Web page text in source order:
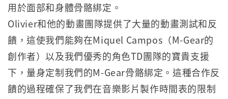
用於面部和身體骨骼綁定。
Olivier和他的動畫團隊提供了大量的動畫測試和反
饋，這使我們能夠在Miquel Campos（M-Gear的
創作者）以及我們優秀的角色TD團隊的寶貴支援
下，量身定制我們的M-Gear骨骼綁定。這種合作反
饋的過程確保了我們在音樂影片製作時間表的限制